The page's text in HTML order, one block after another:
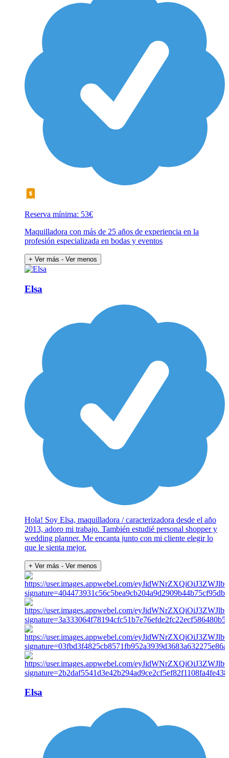
Reserva mínima: 53€
Maquilladora con más de 25 años de experiencia en la
profesión especializada en bodas y eventos
+ Ver más - Ver menos
Elsa
Hola! Soy Elsa, maquilladora / caracterizadora desde el año
2013, adoro mi trabajo. También estudié personal shopper y
wedding planner. Me encanta junto con mi cliente elegir lo
que le sienta mejor.
+ Ver más - Ver menos
Elsa